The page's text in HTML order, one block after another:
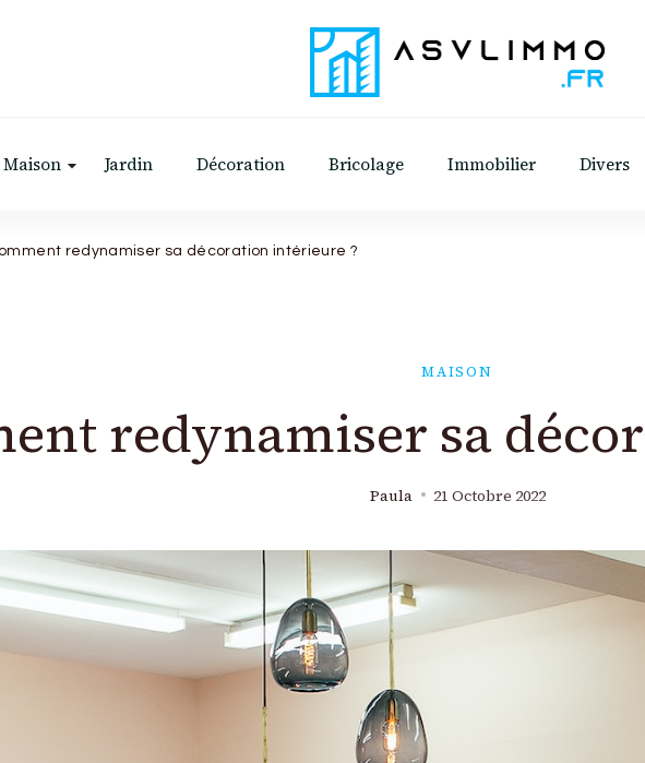
Maison Jardin Décoration Bricolage Immobilier Divers
redynamiser sa décoration intérieure ?
MAISON
redynamiser sa
Paula 21 Octobre 2022